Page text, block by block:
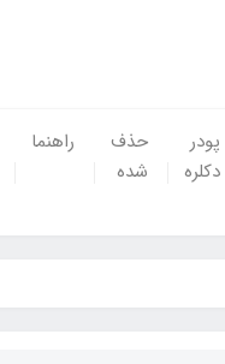
پودر
دکلره
حذف
شده
راهنما